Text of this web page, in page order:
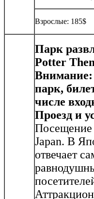
Взрослые: 185$
Парк
Potter
Внимание:
парк,
числе
Проезд и
Посещение
Japan. В
отвечает